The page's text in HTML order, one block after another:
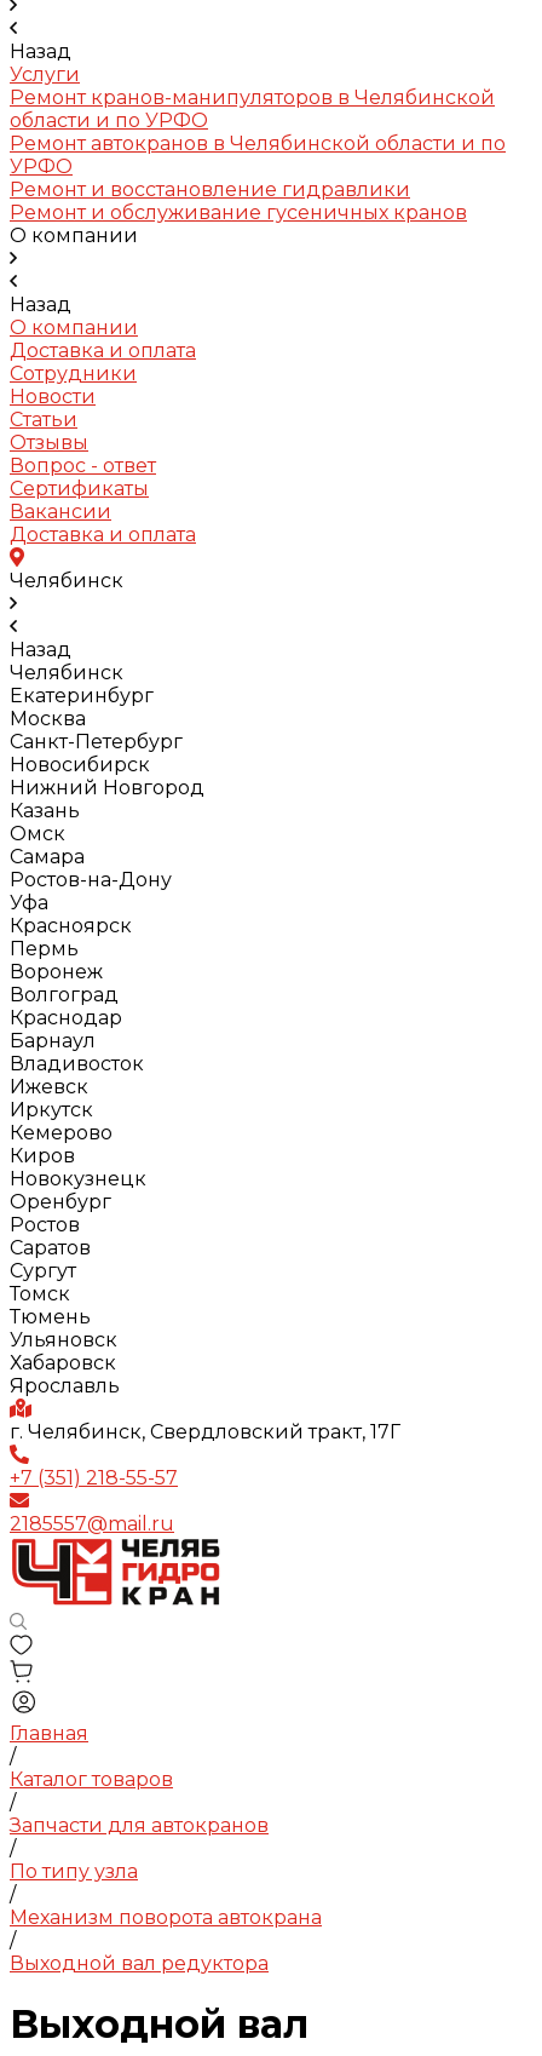
Назад
Услуги
Ремонт кранов-манипуляторов в Челябинской
области и по УРФО
Ремонт автокранов в Челябинской области и по
УРФО
Ремонт и восстановление гидравлики
Ремонт и обслуживание гусеничных кранов
О компании
Назад
О компании
Доставка и оплата
Сотрудники
Новости
Статьи
Отзывы
Вопрос - ответ
Сертификаты
Вакансии
Доставка и оплата
Челябинск
Назад
Челябинск
Екатеринбург
Москва
Санкт-Петербург
Новосибирск
Нижний Новгород
Казань
Омск
Самара
Ростов-на-Дону
Уфа
Красноярск
Пермь
Воронеж
Волгоград
Краснодар
Барнаул
Владивосток
Ижевск
Иркутск
Кемерово
Киров
Новокузнецк
Оренбург
Ростов
Саратов
Сургут
Томск
Тюмень
Ульяновск
Хабаровск
Ярославль
г. Челябинск, Свердловский тракт, 17Г
+7 (351) 218-55-57
2185557@mail.ru
Главная
/
Каталог товаров
/
Запчасти для автокранов
/
По типу узла
/
Механизм поворота автокрана
/
Выходной вал редуктора
Выходной вал